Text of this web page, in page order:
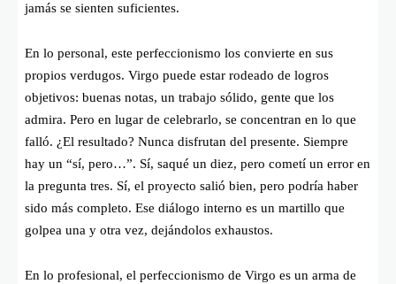
jamás se sienten suficientes.
En lo personal, este perfeccionismo los convierte en sus
propios verdugos. Virgo puede estar rodeado de logros
objetivos: buenas notas, un trabajo sólido, gente que los
admira. Pero en lugar de celebrarlo, se concentran en lo que
falló. ¿El resultado? Nunca disfrutan del presente. Siempre
hay un “sí, pero…”. Sí, saqué un diez, pero cometí un error en
la pregunta tres. Sí, el proyecto salió bien, pero podría haber
sido más completo. Ese diálogo interno es un martillo que
golpea una y otra vez, dejándolos exhaustos.
En lo profesional, el perfeccionismo de Virgo es un arma de